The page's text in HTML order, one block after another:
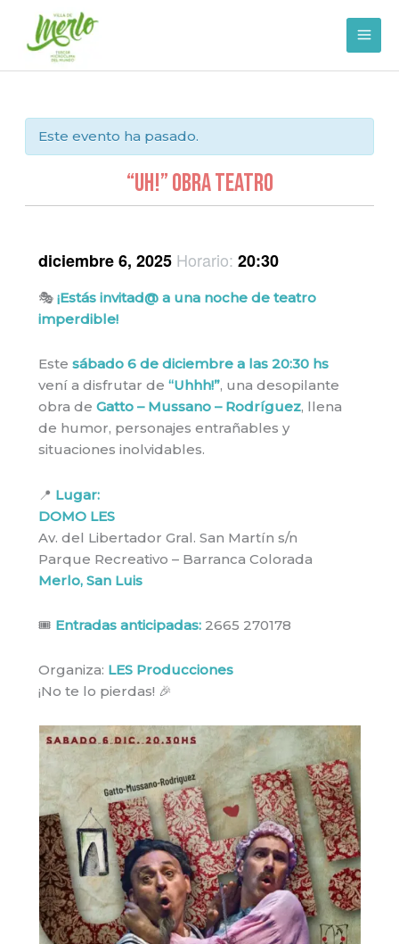
contenido
Este evento ha pasado.
“UH!” OBRA TEATRO
diciembre 6, 2025 Horario:20:30
🎭¡Estás invitad@ a una noche de teatro
imperdible!
Estesábado 6 de diciembre a las 20:30 hs
vení a disfrutar de“Uhhh!”, una desopilante
obra deGatto – Mussano – Rodríguez, llena
de humor, personajes entrañables y
situaciones inolvidables.
📍 Lugar:
DOMO LES
Av. del Libertador Gral. San Martín s/n
Parque Recreativo – Barranca Colorada
Merlo, San Luis
🎟️ Entradas anticipadas: 2665 270178
Organiza: LES Producciones
¡No te lo pierdas! 🎉